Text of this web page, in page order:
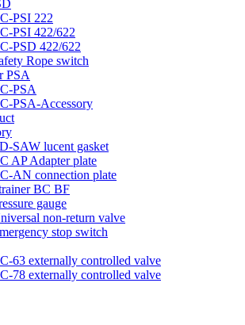
PSI 222
PSI 422/622
PSD 422/622
Rope switch
PSA
PSA
PSA-Accessory
SAW lucent gasket
AP Adapter plate
AN connection plate
BC BF
gauge
non-return valve
stop switch
63 externally controlled valve
78 externally controlled valve